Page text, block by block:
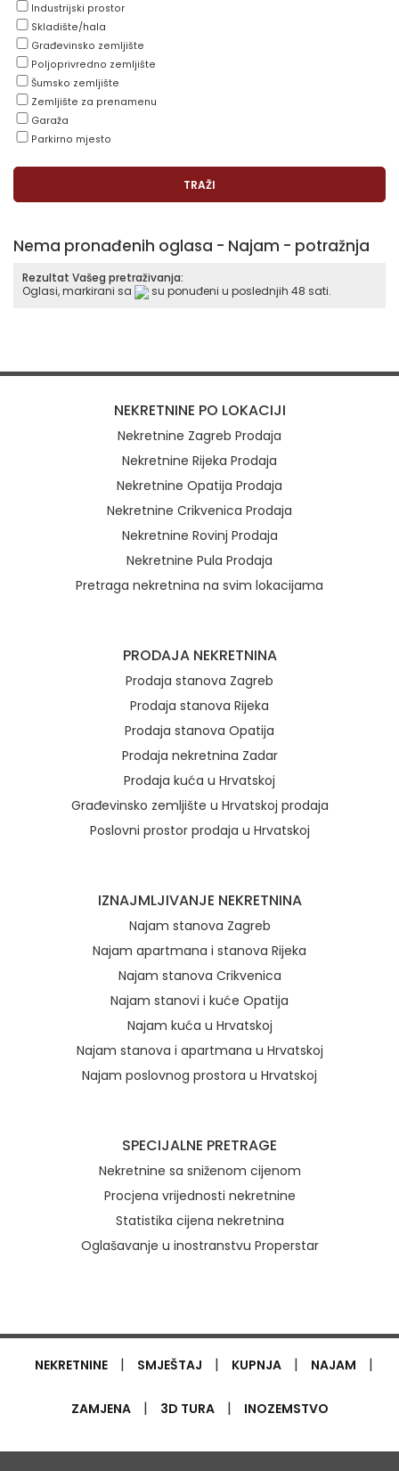
Industrijski prostor
Skladište/hala
Građevinsko zemljište
Poljoprivredno zemljište
Šumsko zemljište
Zemljište za prenamenu
Garaža
Parkirno mjesto
Nema pronađenih oglasa - Najam - potražnja
Rezultat Vašeg pretraživanja:
Oglasi, markirani sa
su ponuđeni u poslednjih 48 sati.
NEKRETNINE PO LOKACIJI
Nekretnine Zagreb Prodaja
Nekretnine Rijeka Prodaja
Nekretnine Opatija Prodaja
Nekretnine Crikvenica Prodaja
Nekretnine Rovinj Prodaja
Nekretnine Pula Prodaja
Pretraga nekretnina na svim lokacijama
PRODAJA NEKRETNINA
Prodaja stanova Zagreb
Prodaja stanova Rijeka
Prodaja stanova Opatija
Prodaja nekretnina Zadar
Prodaja kuća u Hrvatskoj
Građevinsko zemljište u Hrvatskoj prodaja
Poslovni prostor prodaja u Hrvatskoj
IZNAJMLJIVANJE NEKRETNINA
Najam stanova Zagreb
Najam apartmana i stanova Rijeka
Najam stanova Crikvenica
Najam stanovi i kuće Opatija
Najam kuća u Hrvatskoj
Najam stanova i apartmana u Hrvatskoj
Najam poslovnog prostora u Hrvatskoj
SPECIJALNE PRETRAGE
Nekretnine sa sniženom cijenom
Procjena vrijednosti nekretnine
Statistika cijena nekretnina
Oglašavanje u inostranstvu Properstar
NEKRETNINE | SMJEŠTAJ | KUPNJA | NAJAM |
ZAMJENA | 3D TURA | INOZEMSTVO